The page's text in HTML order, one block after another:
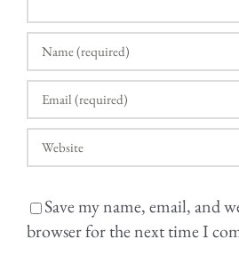
Save my name, email, and
browser for the next time I